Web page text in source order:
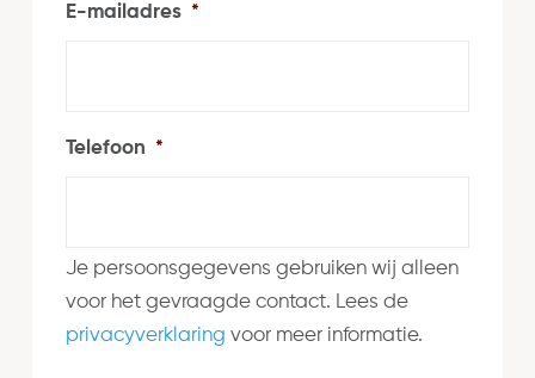
E-mailadres *
Telefoon *
Je persoonsgegevens gebruiken wij alleen
voor het gevraagde contact. Lees de
privacyverklaring voor meer informatie.